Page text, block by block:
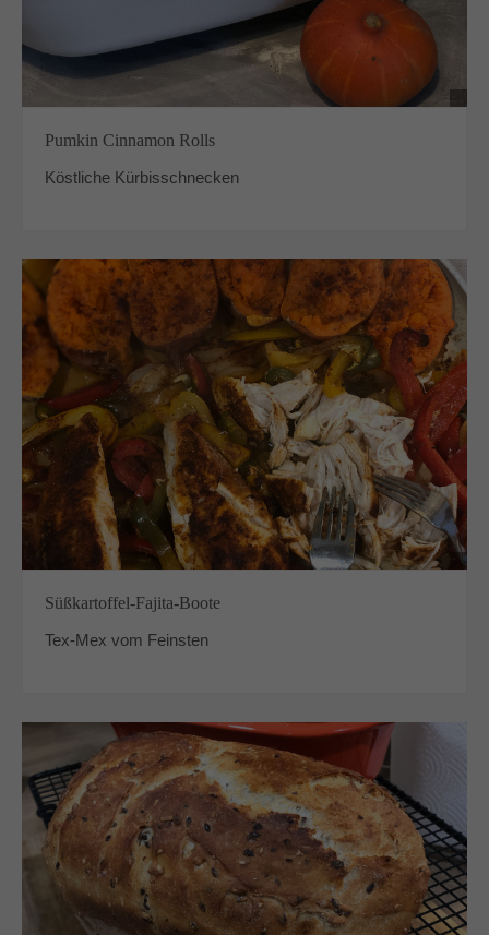
Pumkin Cinnamon Rolls
Köstliche Kürbisschnecken
Süßkartoffel-Fajita-Boote
Tex-Mex vom Feinsten